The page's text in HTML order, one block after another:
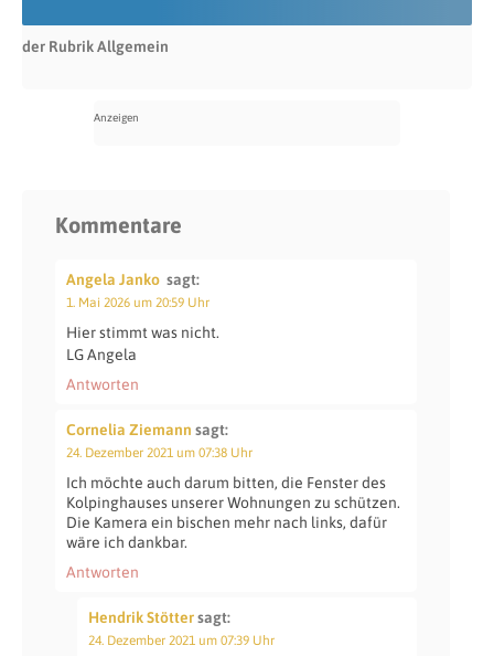
der Rubrik Allgemein
Kommentare
Angela Janko sagt:
1. Mai 2026 um 20:59 Uhr
Hier stimmt was nicht.
LG Angela
Antworten
Cornelia Ziemann sagt:
24. Dezember 2021 um 07:38 Uhr
Ich möchte auch darum bitten, die Fenster des
Kolpinghauses unserer Wohnungen zu schützen.
Die Kamera ein bischen mehr nach links, dafür
wäre ich dankbar.
Antworten
Hendrik Stöttersagt:
24. Dezember 2021 um 07:39 Uhr